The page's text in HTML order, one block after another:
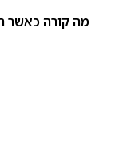
מה קורה כאשר